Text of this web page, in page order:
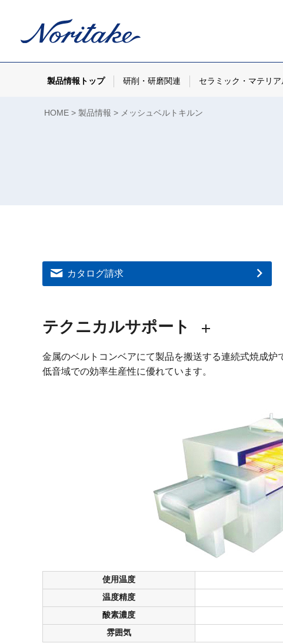
製品情報トップ 研削・研磨関連 セラミック・マテリア
HOME 製品情報 メッシュベルトキルン
カタログ請求
テクニカルサポート
金属のベルトコンベアにて製品を搬送する連続式焼成炉
低音域での効率生産性に優れています。
使用温度
温度精度
酸素濃度
雰囲気